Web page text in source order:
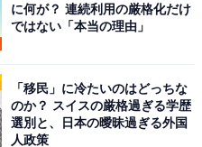
に何が？ 連続利用の厳格化だけ
ではない「本当の理由」
「移民」に冷たいのはどっちな
のか？ スイスの厳格過ぎる学歴
選別と、日本の曖昧過ぎる外国
人政策